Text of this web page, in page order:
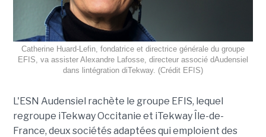
Catherine Huard-Lefin, fondatrice et directrice générale du groupe
EFIS, va assister Alexandre Lafosse, directeur associé dAudensiel
dans lintégration diTekway. (Crédit EFIS)
L'ESN Audensiel rachète le groupe EFIS, lequel
regroupe iTekway Occitanie et iTekway Île-de-
France, deux sociétés adaptées qui emploient des